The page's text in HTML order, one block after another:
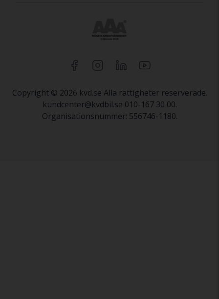
Copyright © 2026 kvd.se Alla rättigheter reserverade.
kundcenter@kvdbil.se 010-167 30 00.
Organisationsnummer: 556746-1180.